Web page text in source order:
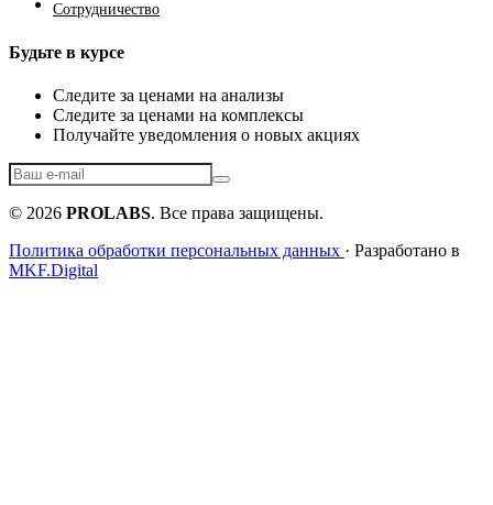
Сотрудничество
Будьте в курсе
Следите за ценами на анализы
Следите за ценами на комплексы
Получайте уведомления о новых акциях
© 2026 PROLABS. Все права защищены.
Политика обработки персональных данных · Разработано в
MKF.Digital